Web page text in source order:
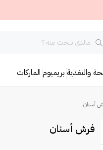
والتغذية بريميوم الماركات
أسنان
فرش أسنان